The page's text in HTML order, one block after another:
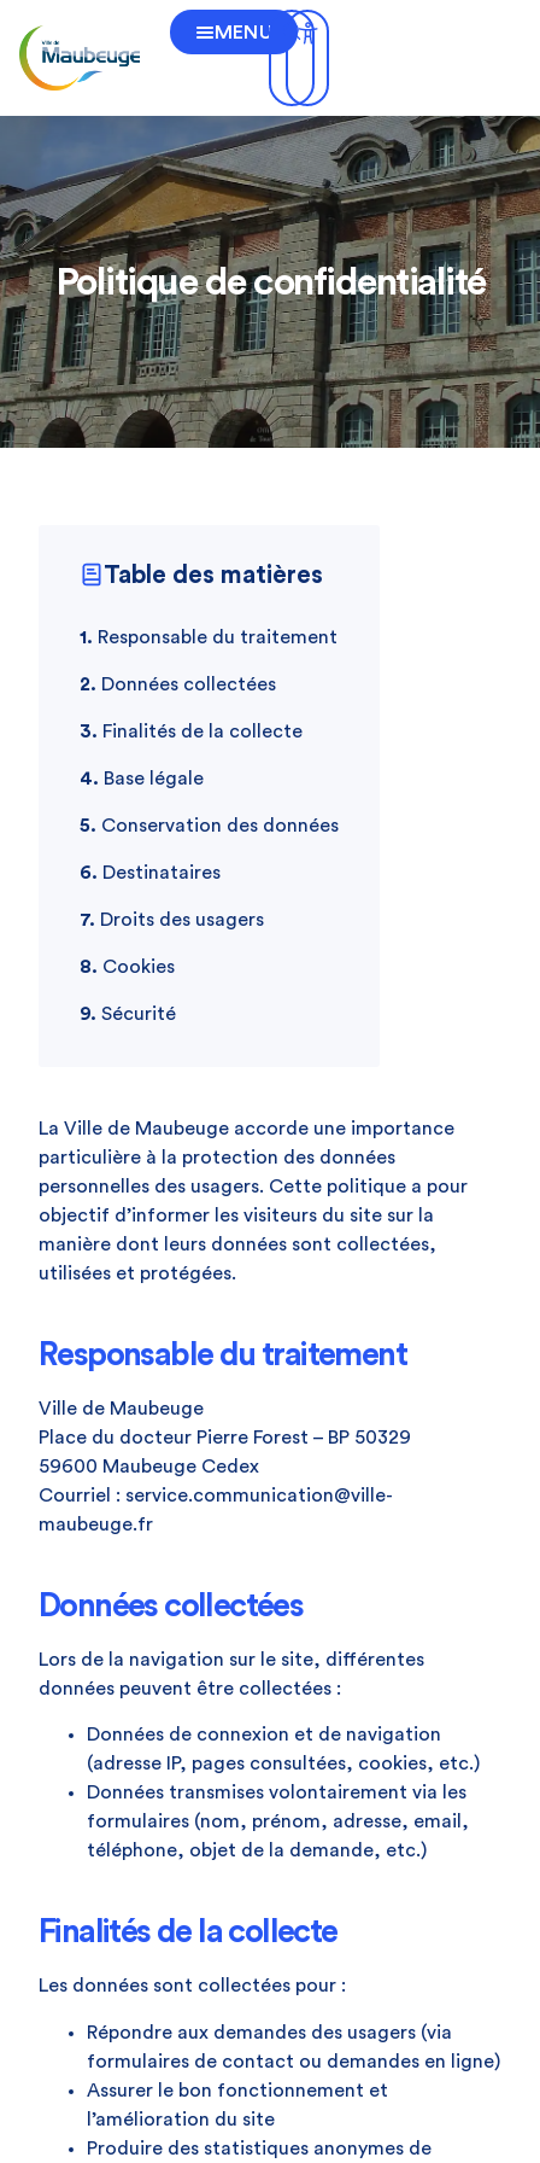
MENU
Politique de confidentialité
Table des matières
Responsable du traitement
Données collectées
Finalités de la collecte
Base légale
Conservation des données
Destinataires
Droits des usagers
Cookies
Sécurité
La Ville de Maubeuge accorde une importance
particulière à la protection des données
personnelles des usagers. Cette politique a pour
objectif d’informer les visiteurs du site sur la
manière dont leurs données sont collectées,
utilisées et protégées.
Responsable du traitement
Ville de Maubeuge
Place du docteur Pierre Forest – BP 50329
59600 Maubeuge Cedex
Courriel : service.communication@ville-
maubeuge.fr
Données collectées
Lors de la navigation sur le site, différentes
données peuvent être collectées :
Données de connexion et de navigation
(adresse IP, pages consultées, cookies, etc.)
Données transmises volontairement via les
formulaires (nom, prénom, adresse, email,
téléphone, objet de la demande, etc.)
Finalités de la collecte
Les données sont collectées pour :
Répondre aux demandes des usagers (via
formulaires de contact ou demandes en ligne)
Assurer le bon fonctionnement et
l’amélioration du site
Produire des statistiques anonymes de